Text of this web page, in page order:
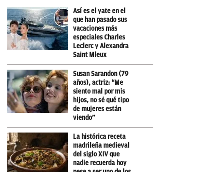
Así es el yate en el
que han pasado sus
vacaciones más
especiales Charles
Leclerc y Alexandra
Saint Mleux
Susan Sarandon (79
años), actriz: “Me
siento mal por mis
hijos, no sé qué tipo
de mujeres están
viendo”
La histórica receta
madrileña medieval
del siglo XIV que
nadie recuerda hoy